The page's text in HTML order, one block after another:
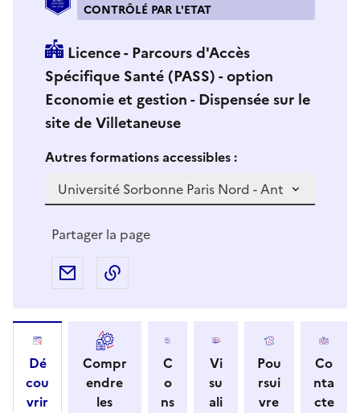
CONTRÔLÉ PAR L'ETAT
Licence - Parcours d'Accès
Spécifique Santé (PASS) - option
Economie et gestion - Dispensée sur le
site de Villetaneuse
Si vous sélectionnez une formation dans la zone
Autres formations accessibles :S
v
Partager la page
Partager par e-mail
Dé
cou
vrir
Compr
endre
les
C
o
ns
Vi
su
ali
Pou
rsui
vre
Co
nta
cte